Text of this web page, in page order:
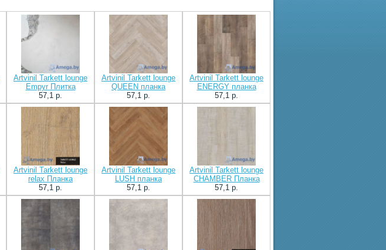
Artvinil Tarkett lounge
Empyr Плитка
57,1 p.
Artvinil Tarkett lounge
QUEEN планка
57,1 p.
Artvinil Tarkett lounge
ENERGY планка
57,1 p.
Artvinil Tarkett lounge
relax Планка
57,1 p.
Artvinil Tarkett lounge
LUSH планка
57,1 p.
Artvinil Tarkett lounge
CHAMBER Планка
57,1 p.